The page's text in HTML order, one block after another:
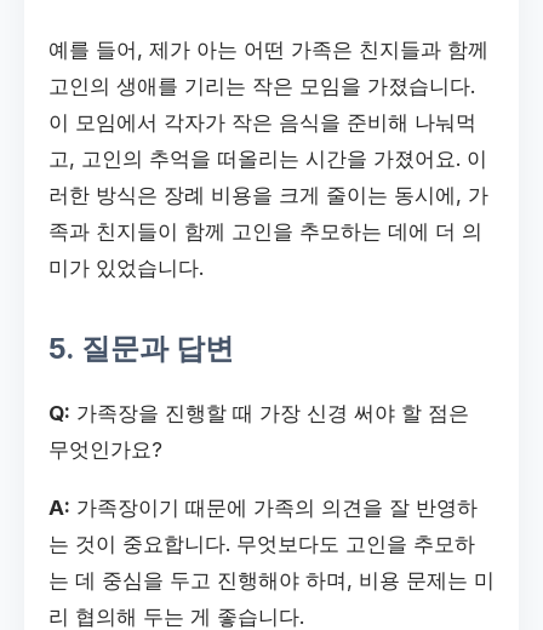
예를 들어, 제가 아는 어떤 가족은 친지들과 함께
고인의 생애를 기리는 작은 모임을 가졌습니다.
이 모임에서 각자가 작은 음식을 준비해 나눠먹
고, 고인의 추억을 떠올리는 시간을 가졌어요. 이
러한 방식은 장례 비용을 크게 줄이는 동시에, 가
족과 친지들이 함께 고인을 추모하는 데에 더 의
미가 있었습니다.
5. 질문과 답변
Q: 가족장을 진행할 때 가장 신경 써야 할 점은
무엇인가요?
A: 가족장이기 때문에 가족의 의견을 잘 반영하
는 것이 중요합니다. 무엇보다도 고인을 추모하
는 데 중심을 두고 진행해야 하며, 비용 문제는 미
리 협의해 두는 게 좋습니다.